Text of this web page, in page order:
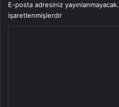
E-posta adresiniz yayınlanmayacak.
işaretlenmişlerdir